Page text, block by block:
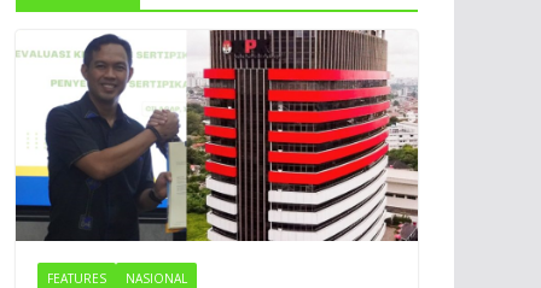
FEATURES NASIONAL